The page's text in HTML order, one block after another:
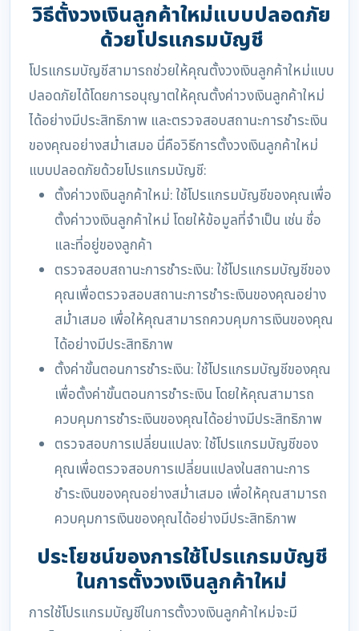
วิธีตั้งวงเงินลูกค้าใหม่แบบปลอดภัย
ด้วยโปรแกรมบัญชี
โปรแกรมบัญชีสามารถช่วยให้คุณตั้งวงเงินลูกค้าใหม่แบบ
ปลอดภัยได้โดยการอนุญาตให้คุณตั้งค่าวงเงินลูกค้าใหม่
ได้อย่างมีประสิทธิภาพ และตรวจสอบสถานะการชำระเงิน
ของคุณอย่างสม่ำเสมอ นี่คือวิธีการตั้งวงเงินลูกค้าใหม่
แบบปลอดภัยด้วยโปรแกรมบัญชี:
ตั้งค่าวงเงินลูกค้าใหม่: ใช้โปรแกรมบัญชีของคุณเพื่อ
ตั้งค่าวงเงินลูกค้าใหม่ โดยให้ข้อมูลที่จำเป็น เช่น ชื่อ
และที่อยู่ของลูกค้า
ตรวจสอบสถานะการชำระเงิน: ใช้โปรแกรมบัญชีของ
คุณเพื่อตรวจสอบสถานะการชำระเงินของคุณอย่าง
สม่ำเสมอ เพื่อให้คุณสามารถควบคุมการเงินของคุณ
ได้อย่างมีประสิทธิภาพ
ตั้งค่าขั้นตอนการชำระเงิน: ใช้โปรแกรมบัญชีของคุณ
เพื่อตั้งค่าขั้นตอนการชำระเงิน โดยให้คุณสามารถ
ควบคุมการชำระเงินของคุณได้อย่างมีประสิทธิภาพ
ตรวจสอบการเปลี่ยนแปลง: ใช้โปรแกรมบัญชีของ
คุณเพื่อตรวจสอบการเปลี่ยนแปลงในสถานะการ
ชำระเงินของคุณอย่างสม่ำเสมอ เพื่อให้คุณสามารถ
ควบคุมการเงินของคุณได้อย่างมีประสิทธิภาพ
ประโยชน์ของการใช้โปรแกรมบัญชี
ในการตั้งวงเงินลูกค้าใหม่
การใช้โปรแกรมบัญชีในการตั้งวงเงินลูกค้าใหม่จะมี